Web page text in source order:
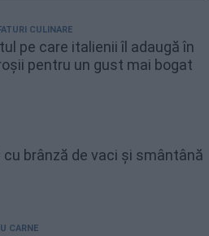
CULINARE
pe care italienii îl adaugă în
pentru un gust mai bogat
cu brânză de vaci și smântână
CARNE